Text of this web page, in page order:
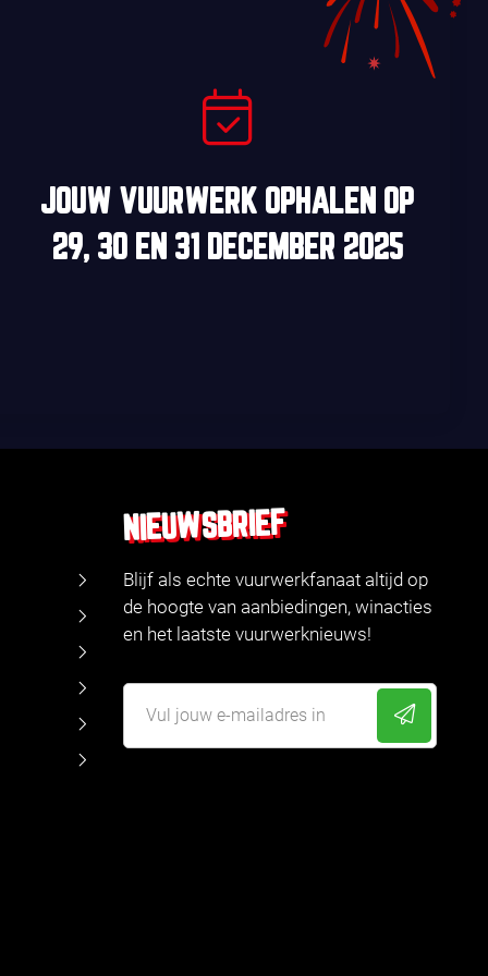
JOUW VUURWERK OPHALEN OP
29, 30EN 31 DECEMBER 2025
NIEUWSBRIEF
Blijf als echte vuurwerkfanaat altijd op
de hoogte van aanbiedingen, winacties
en het laatste vuurwerknieuws!